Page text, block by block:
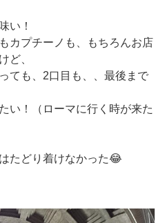
い！
カプチーノも、もちろんお店
ど、
ても、2口目も、、最後まで
い！（ローマに行く時が来た
たどり着けなかった😂